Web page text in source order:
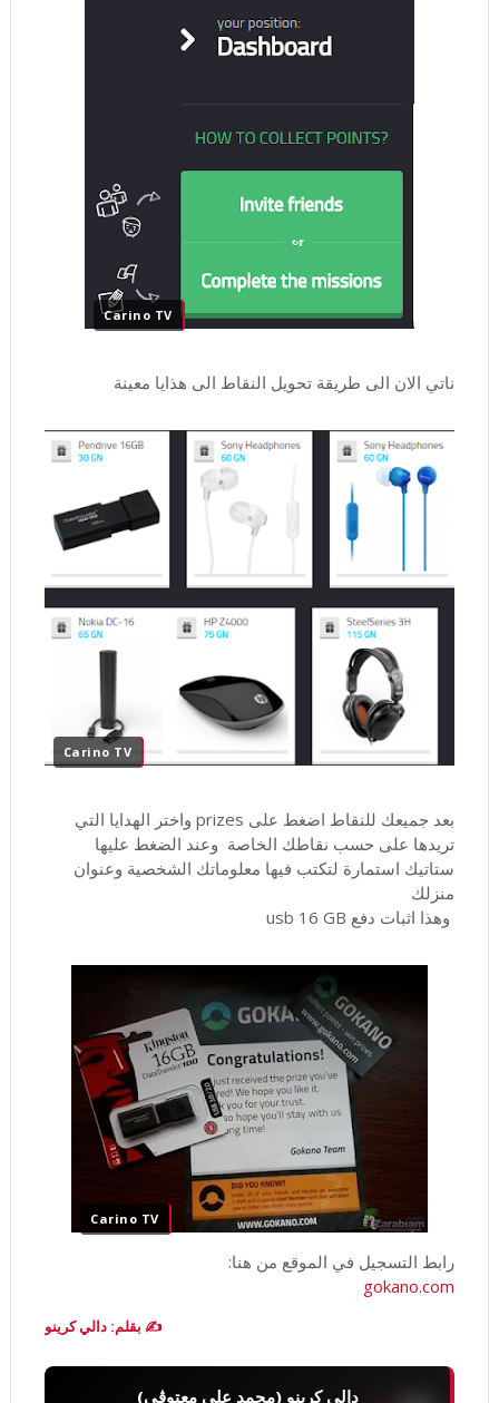
Carino TV
ناتي الان الى طريقة تحويل النقاط الى هذايا معينة
Carino TV
بعد جميعك للنقاط اضغط على prizes واختر الهدايا التي
تريدها على حسب نقاطك الخاصة وعند الضغط عليها
ستاتيك استمارة لتكتب فيها معلوماتك الشخصية وعنوان
منزلك
وهذا اثبات دفع usb 16 GB
Carino TV
رابط التسجيل في الموقع من هنا:
gokano.com
✍️ بقلم: دالي كرينو
دالي كرينو (محمد علي معتوڨي)